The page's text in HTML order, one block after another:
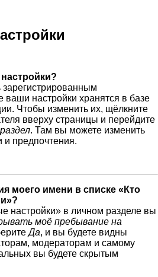
ваши настройки хранятся в базе
Чтобы изменить их, щёлкните
вверху страницы и перейдите
. Там вы можете изменить
и предпочтения.
моего имени в списке «Кто
настройки» в личном разделе вы
моё пребывание на
Да, и вы будете видны
модераторам и самому
вы будете скрытым